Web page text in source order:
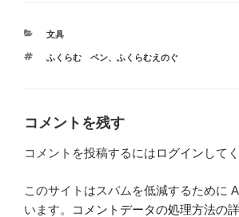
カ
ゴ
文具
タ
ふくらむ ペン、 ふくらむえのぐ
コメントを残す
コメントを投稿するにはログイン して
このサイトはスパムを低減するために
います。
コメントデータの処理方法の